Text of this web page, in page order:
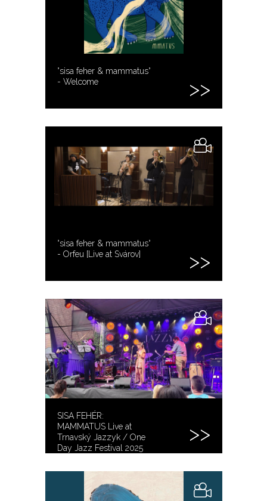
°sisa feher & mammatus°
- Welcome
°sisa feher & mammatus°
- Orfeu [Live at Svárov]
SISA FEHÉR:
MAMMATUS Live at
Trnavský Jazzyk / One
Day Jazz Festival 2025